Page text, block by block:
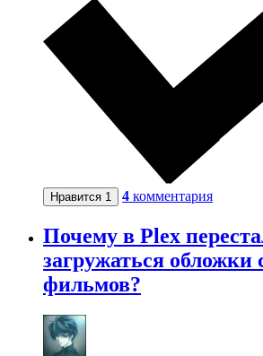
Нравится 1 4 комментария
Почему в Plex
загружаться обложки
фильмов?